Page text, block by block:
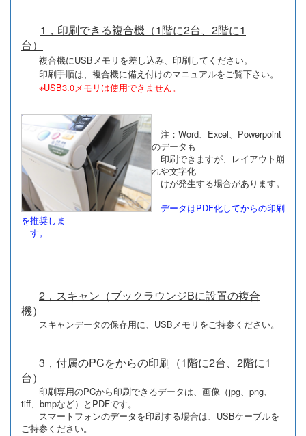
1，印刷できる複合機（1階に2台、2階に1
台）
複合機にUSBメモリを差し込み、印刷してください。
印刷手順は、複合機に備え付けのマニュアルをご覧下さい。
※USB3.0メモリは使用できません。
注：Word、Excel、Powerpoint
のデータも
印刷できますが、
レイアウト崩
れや文字化
けが発生する場合があります。
データはPDF化してからの印刷
を推奨しま
す。
2，スキャン（ブックラウンジBに設置の複合
機）
スキャンデータの保存用に、USBメモリをご持参ください。
3，付属のPCをからの印刷（1階に2台、2階に1
台）
印刷専用のPCから印刷できるデータは、画像（jpg、png、
tiff、bmpなど）とPDFです。
スマートフォンのデータを印刷する場合は、USBケーブルを
ご持参ください。